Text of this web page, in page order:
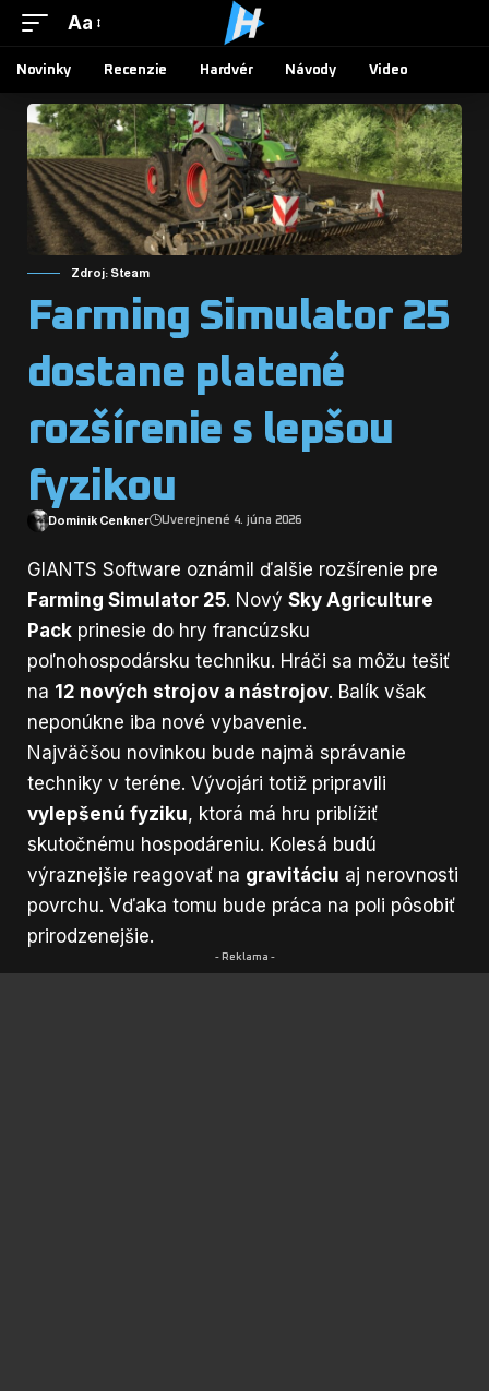
Aa
Novinky Recenzie Hardvér Návody Video
Zdroj: Steam
Farming Simulator 25
dostane platené
rozšírenie s lepšou
fyzikou
Dominik Cenkner Uverejnené 4. júna 2026
GIANTS Software oznámil ďalšie rozšírenie pre
Farming Simulator 25. Nový Sky Agriculture
Pack prinesie do hry francúzsku
poľnohospodársku techniku. Hráči sa môžu tešiť
na 12 nových strojov a nástrojov. Balík však
neponúkne iba nové vybavenie.
Najväčšou novinkou bude najmä správanie
techniky v teréne. Vývojári totiž pripravili
vylepšenú fyziku, ktorá má hru priblížiť
skutočnému hospodáreniu. Kolesá budú
výraznejšie reagovať na gravitáciu aj nerovnosti
povrchu. Vďaka tomu bude práca na poli pôsobiť
prirodzenejšie.
- Reklama -